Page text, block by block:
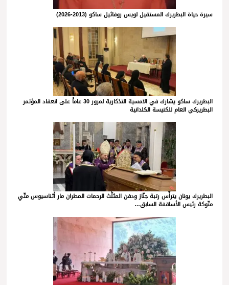
سيرة حياة البطريرك المستقيل لويس روفائيل ساكو (2013-2026)
البطريرك ساكو يشارك في الامسية التذكارية لمرور 30 عاماً على انعقاد المؤتمر
البطريركي العام للكنيسة الكلدانية
البطريرك يونان يترأّس رتبة جنّاز ودفن المثلَّث الرحمات المطران مار أثناسيوس متّي
متّوكة رئيس الأساقفة السابق…